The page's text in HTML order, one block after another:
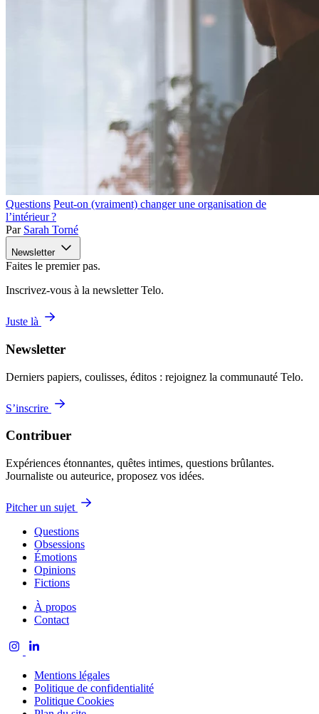
Questions Peut-on (vraiment) changer une organisation de
l’intérieur ?
Par Sarah Torné
Newsletter
Faites le premier pas.
Inscrivez-vous à la newsletter Telo.
Juste là
Newsletter
Derniers papiers, coulisses, éditos : rejoignez la communauté Telo.
S’inscrire
Contribuer
Expériences étonnantes, quêtes intimes, questions brûlantes.
Journaliste ou auteurice, proposez vos idées.
Pitcher un sujet
Questions
Obsessions
Émotions
Opinions
Fictions
À propos
Contact
Mentions légales
Politique de confidentialité
Politique Cookies